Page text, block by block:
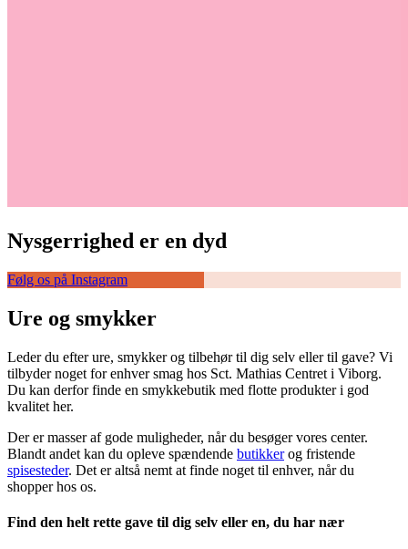
Nysgerrighed er en dyd
Følg os på Instagram
Ure og smykker
Leder du efter ure, smykker og tilbehør til dig selv eller til gave? Vi
tilbyder noget for enhver smag hos Sct. Mathias Centret i Viborg.
Du kan derfor finde en smykkebutik med flotte produkter i god
kvalitet her.
Der er masser af gode muligheder, når du besøger vores center.
Blandt andet kan du opleve spændende butikkerog fristende
spisesteder. Det er altså nemt at finde noget til enhver, når du
shopper hos os.
Find den helt rette gave til dig selv eller en, du har nær